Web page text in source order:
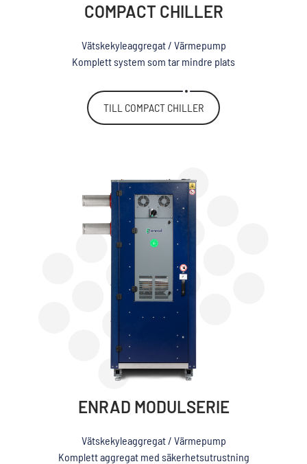
COMPACT CHILLER
Vätskekyleaggregat / Värmepump
Komplett system som tar mindre plats
TILL COMPACT CHILLER
ENRAD MODULSERIE
Vätskekyleaggregat / Värmepump
Komplett aggregat med säkerhetsutrustning